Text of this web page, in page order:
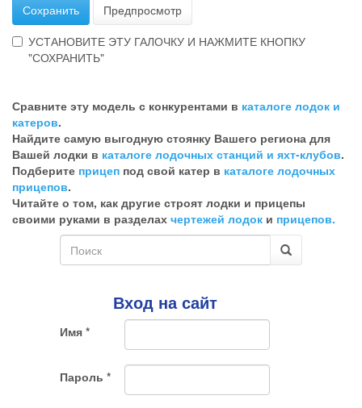
Сохранить
Предпросмотр
УСТАНОВИТЕ ЭТУ ГАЛОЧКУ И НАЖМИТЕ КНОПКУ
"СОХРАНИТЬ"
говорит
о
том,
что
Вы
хотите
ненужный
комментарий
Сравните эту модель с конкурентами в каталоге лодок и
катеров.
Найдите самую выгодную стоянку Вашего региона для
Вашей лодки в каталоге лодочных станций и яхт-клубов.
Подберите прицеп под свой катер в каталоге лодочных
прицепов.
Читайте о том, как другие строят лодки и прицепы
своими руками в разделах чертежей лодок и прицепов.
Форма
поиска
Вход на сайт
Имя *
Пароль *